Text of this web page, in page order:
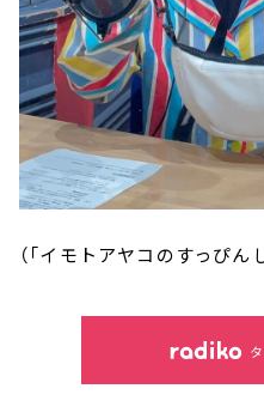
（「イモトアヤコのすっぴん